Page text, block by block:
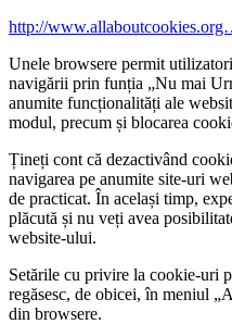
http://
Unele browsere permit
navigării prin funția „Nu mai
anumite funcționalități ale
modul, precum și blocarea
Țineți cont că dezactivând
navigarea pe anumite site-uri
de practicat. În același timp,
plăcută și nu veți avea
website-ului.
Setările cu privire la cookie-uri
regăsesc, de obicei, în meniul
din browsere.